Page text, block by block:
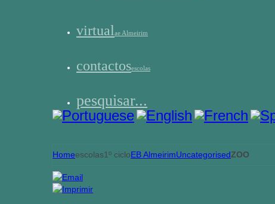
virtualae Almeirim
contactosescolas
pesquisar...
Homeescolas1º cicloEB AlmeirimUncategorisedZOO